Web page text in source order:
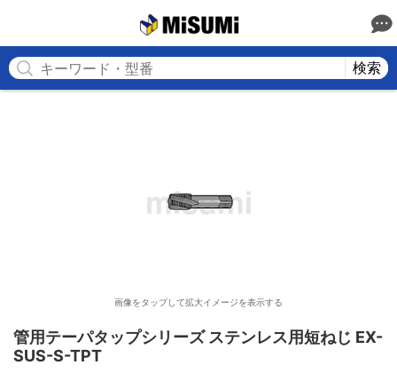
検索
画像をタップして拡大イメージを表示する
管用テーパタップシリーズ ステンレス用短ねじ EX-
SUS-S-TPT